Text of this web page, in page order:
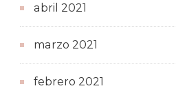
abril 2021
marzo 2021
febrero 2021